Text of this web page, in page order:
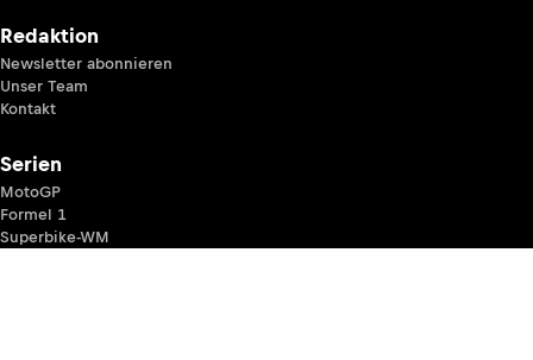
Redaktion
Newsletter abonnieren
Unser Team
Kontakt
Serien
MotoGP
Formel 1
Superbike-WM